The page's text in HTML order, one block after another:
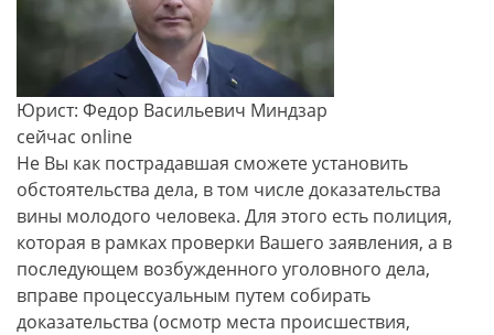
Юрист: Федор Васильевич Миндзар
сейчас online
Не Вы как пострадавшая сможете установить
обстоятельства дела, в том числе доказательства
вины молодого человека. Для этого есть полиция,
которая в рамках проверки Вашего заявления, а в
последующем возбужденного уголовного дела,
вправе процессуальным путем собирать
доказательства (осмотр места происшествия,